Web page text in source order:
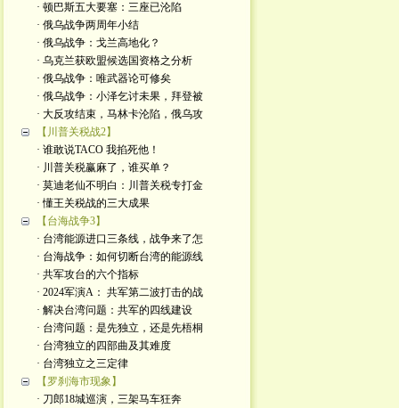
· 顿巴斯五大要塞：三座已沦陷
· 俄乌战争两周年小结
· 俄乌战争：戈兰高地化？
· 乌克兰获欧盟候选国资格之分析
· 俄乌战争：唯武器论可修矣
· 俄乌战争：小泽乞讨未果，拜登被
· 大反攻结束，马林卡沦陷，俄乌攻
【川普关税战2】
· 谁敢说TACO 我掐死他！
· 川普关税赢麻了，谁买单？
· 莫迪老仙不明白：川普关税专打金
· 懂王关税战的三大成果
【台海战争3】
· 台湾能源进口三条线，战争来了怎
· 台海战争：如何切断台湾的能源线
· 共军攻台的六个指标
· 2024军演A： 共军第二波打击的战
· 解决台湾问题：共军的四线建设
· 台湾问题：是先独立，还是先梧桐
· 台湾独立的四部曲及其难度
· 台湾独立之三定律
【罗刹海市现象】
· 刀郎18城巡演，三架马车狂奔